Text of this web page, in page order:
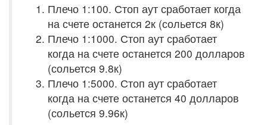
Плечо 1:100. Стоп аут сработает когда
на счете останется 2к (сольется 8к)
Плечо 1:1000. Стоп аут сработает
когда на счете останется 200 долларов
(сольется 9.8к)
Плечо 1:5000. Стоп аут сработает
когда на счете останется 40 долларов
(сольется 9.96к)